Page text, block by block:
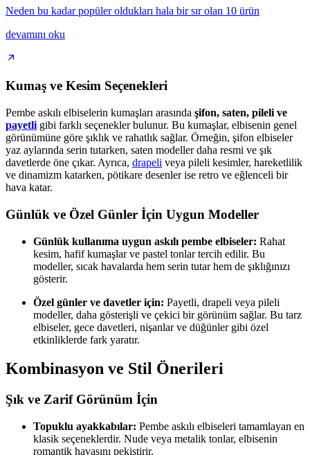
Neden bu kadar popüler oldukları hala bir sır olan 10 ürün
devamını oku
Kumaş ve Kesim Seçenekleri
Pembe askılı elbiselerin kumaşları arasında şifon, saten, pileli ve
payetli gibi farklı seçenekler bulunur. Bu kumaşlar, elbisenin genel
görünümüne göre şıklık ve rahatlık sağlar. Örneğin, şifon elbiseler
yaz aylarında serin tutarken, saten modeller daha resmi ve şık
davetlerde öne çıkar. Ayrıca, drapeli veya pileli kesimler, hareketlilik
ve dinamizm katarken, pötikare desenler ise retro ve eğlenceli bir
hava katar.
Günlük ve Özel Günler İçin Uygun Modeller
Günlük kullanıma uygun askılı pembe elbiseler: Rahat
kesim, hafif kumaşlar ve pastel tonlar tercih edilir. Bu
modeller, sıcak havalarda hem serin tutar hem de şıklığınızı
gösterir.
Özel günler ve davetler için: Payetli, drapeli veya pileli
modeller, daha gösterişli ve çekici bir görünüm sağlar. Bu tarz
elbiseler, gece davetleri, nişanlar ve düğünler gibi özel
etkinliklerde fark yaratır.
Kombinasyon ve Stil Önerileri
Şık ve Zarif Görünüm İçin
Topuklu ayakkabılar: Pembe askılı elbiseleri tamamlayan en
klasik seçeneklerdir. Nude veya metalik tonlar, elbisenin
romantik havasını pekiştirir.